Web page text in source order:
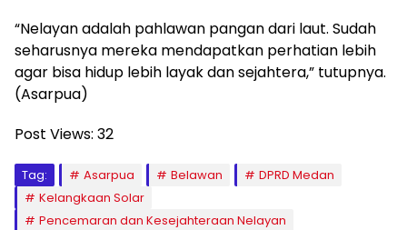
“Nelayan adalah pahlawan pangan dari laut. Sudah
seharusnya mereka mendapatkan perhatian lebih
agar bisa hidup lebih layak dan sejahtera,” tutupnya.
(Asarpua)
Post Views: 32
Tag: Asarpua Belawan
DPRD Medan
Kelangkaan Solar
Pencemaran dan Kesejahteraan Nelayan